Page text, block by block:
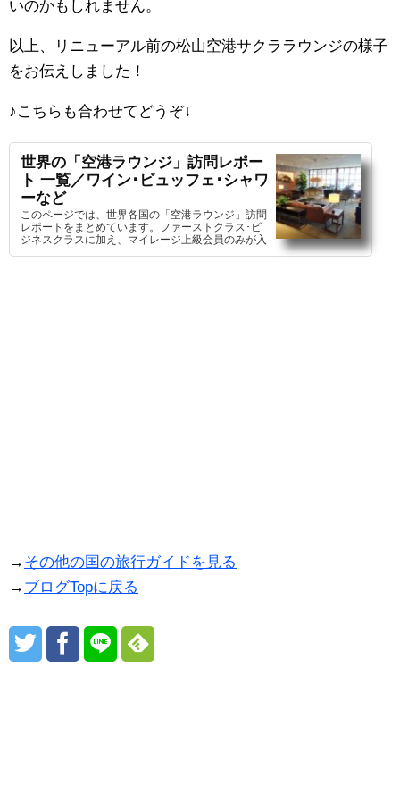
いのかもしれません。
以上、リニューアル前の松山空港サクララウンジの様子
をお伝えしました！
♪こちらも合わせてどうぞ↓
世界の「空港ラウンジ」訪問レポー
ト 一覧／ワイン･ビュッフェ･シャワ
ーなど
このページでは、世界各国の「空港ラウンジ」訪問
レポートをまとめています。ファーストクラス･ビ
ジネスクラスに加え、マイレージ上級会員のみが入
→ その他の国の旅行ガイドを見る
→ ブログTopに戻る